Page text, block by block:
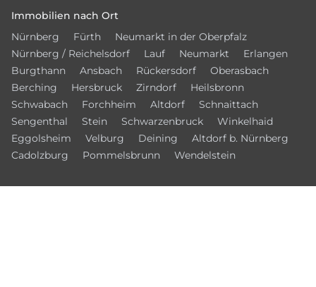
Immobilien nach Ort
Nürnberg
Fürth
Neumarkt in der Oberpfalz
Nürnberg / Reichelsdorf
Lauf Neumarkt
Erlangen
Burgthann
Ansbach Rückersdorf
Oberasbach
Berching
Hersbruck Zirndorf
Heilsbronn
Schwabach
Forchheim Altdorf
Schnaittach
Sengenthal
Stein Schwarzenbruck
Winkelhaid
Eggolsheim
Velburg Deining
Altdorf b. Nürnberg
Cadolzburg
Pommelsbrunn Wendelstein